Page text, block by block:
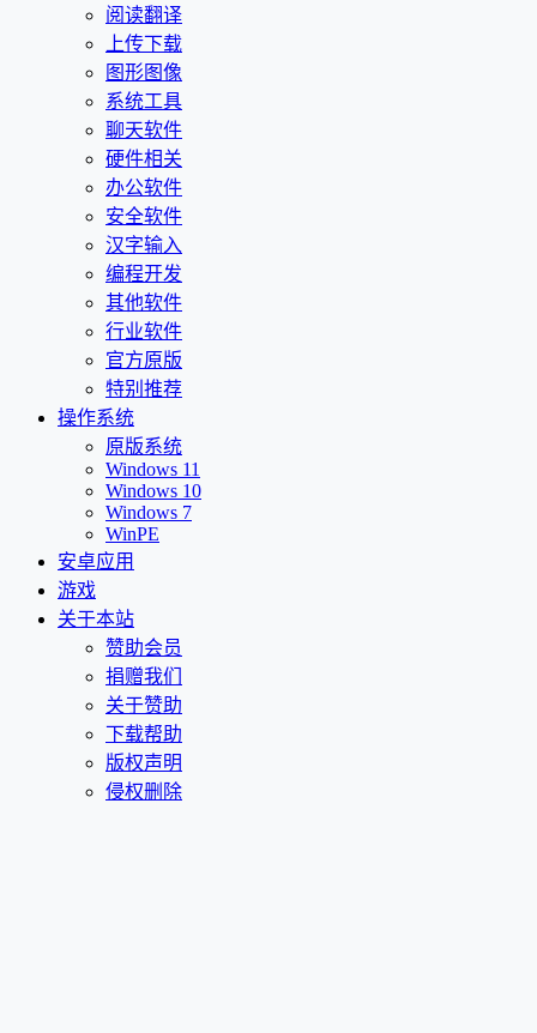
阅读翻译
上传下载
图形图像
系统工具
聊天软件
硬件相关
办公软件
安全软件
汉字输入
编程开发
其他软件
行业软件
官方原版
特别推荐
操作系统
原版系统
Windows 11
Windows 10
Windows 7
WinPE
安卓应用
游戏
关于本站
赞助会员
捐赠我们
关于赞助
下载帮助
版权声明
侵权删除